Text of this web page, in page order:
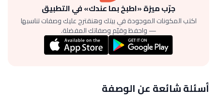
جرّب ميزة «اطبخ بما عندك» في التطبيق
اكتب المكونات الموجودة في بيتك وهنقترح عليك وصفات تناسبها
— واحفظ وقيّم وصفاتك المفضلة.
أسئلة شائعة عن الوصفة